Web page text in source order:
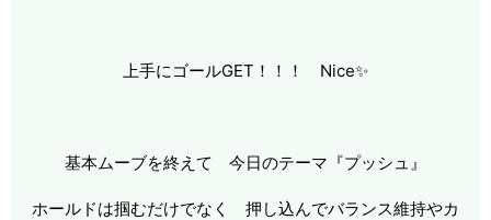
上手にゴールGET！！！ Nice✨
基本ムーブを終えて 今日のテーマ『プッシュ』
ホールドは掴むだけでなく 押し込んでバランス維持やカ